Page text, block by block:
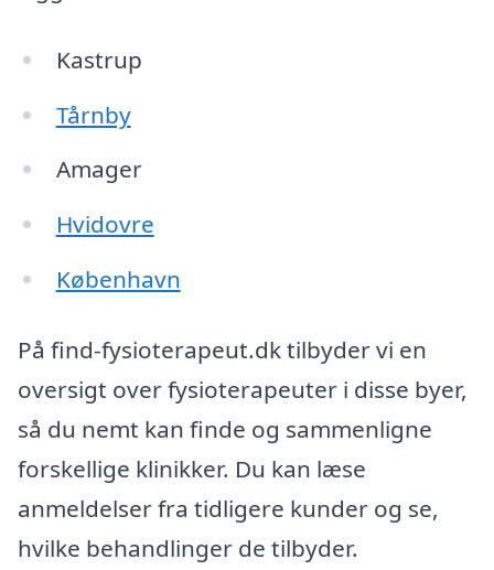
Kastrup
Tårnby
Amager
Hvidovre
København
På find-fysioterapeut.dk tilbyder vi en
oversigt over fysioterapeuter i disse byer,
så du nemt kan finde og sammenligne
forskellige klinikker. Du kan læse
anmeldelser fra tidligere kunder og se,
hvilke behandlinger de tilbyder.